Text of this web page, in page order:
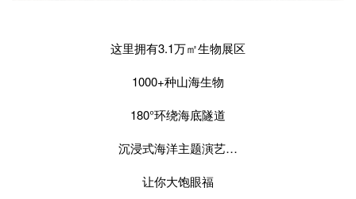
这里拥有3.1万㎡生物展区
1000+种山海生物
180°环绕海底隧道
沉浸式海洋主题演艺…
让你大饱眼福